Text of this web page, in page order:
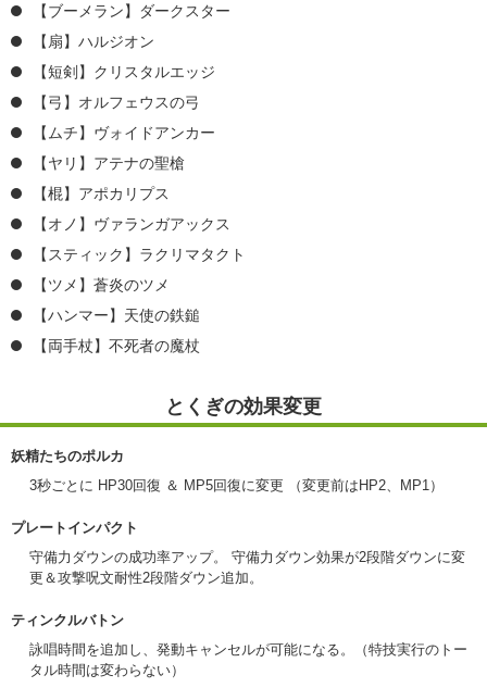
【ブーメラン】ダークスター
【扇】ハルジオン
【短剣】クリスタルエッジ
【弓】オルフェウスの弓
【ムチ】ヴォイドアンカー
【ヤリ】アテナの聖槍
【棍】アポカリプス
【オノ】ヴァランガアックス
【スティック】ラクリマタクト
【ツメ】蒼炎のツメ
【ハンマー】天使の鉄鎚
【両手杖】不死者の魔杖
とくぎの効果変更
妖精たちのポルカ
3秒ごとに HP30回復 ＆ MP5回復に変更 （変更前はHP2、MP1）
プレートインパクト
守備力ダウンの成功率アップ。 守備力ダウン効果が2段階ダウンに変
更＆攻撃呪文耐性2段階ダウン追加。
ティンクルバトン
詠唱時間を追加し、発動キャンセルが可能になる。（特技実行のトー
タル時間は変わらない）